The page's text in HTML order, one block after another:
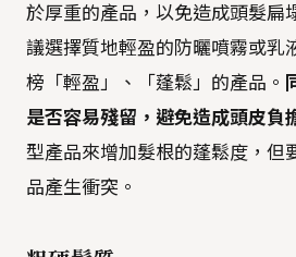
於厚重的產品，以免造成頭髮扁
議選擇質地輕盈的防曬噴霧或乳
榜「輕盈」、「蓬鬆」的產品。
是否容易殘留，避免造成頭皮負
型產品來增加髮根的蓬鬆度，但
品產生衝突。